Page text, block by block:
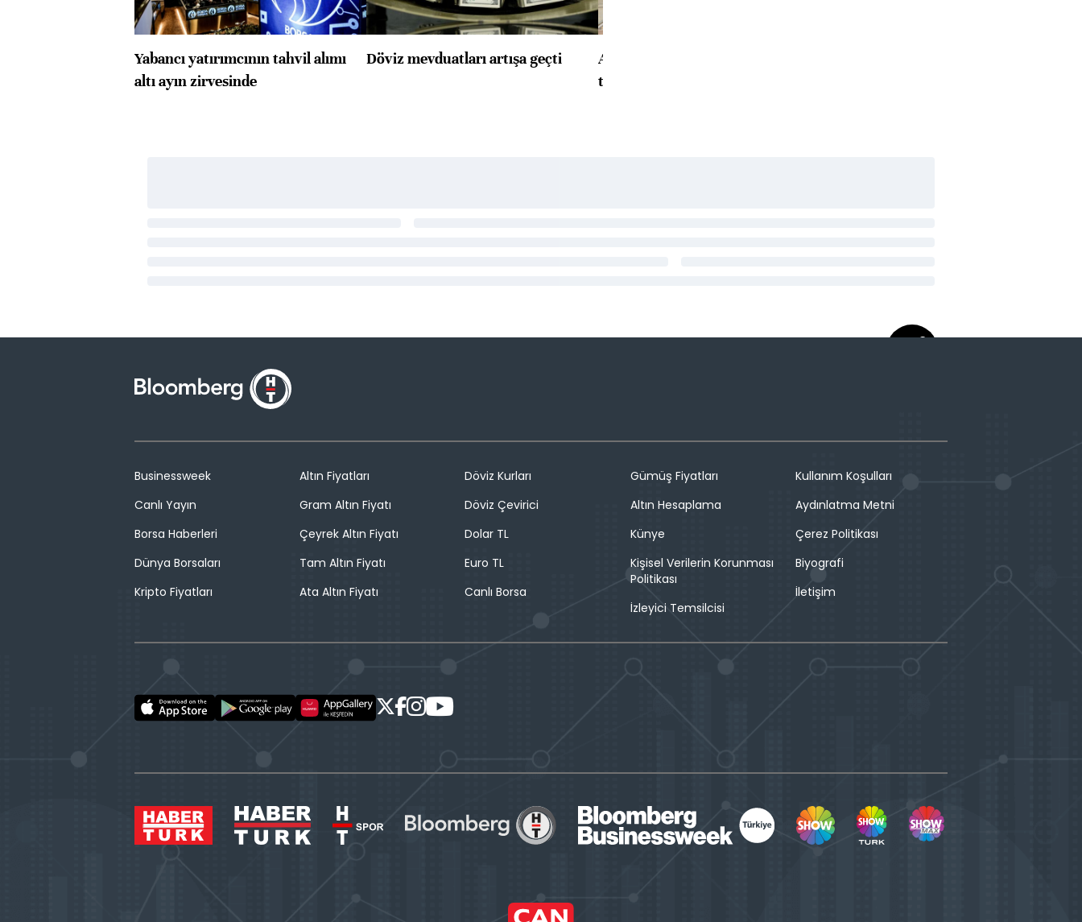
Yabancı yatırımcının tahvil alımı
altı ayın zirvesinde
Döviz mevduatları artışa geçti
ABD'de konut başlangıçları
toparlandı
Businessweek
Canlı Yayın
Borsa Haberleri
Dünya Borsaları
Kripto Fiyatları
Altın Fiyatları
Gram Altın Fiyatı
Çeyrek Altın Fiyatı
Tam Altın Fiyatı
Ata Altın Fiyatı
Döviz Kurları
Döviz Çevirici
Dolar TL
Euro TL
Canlı Borsa
Gümüş Fiyatları
Altın Hesaplama
Künye
Kişisel Verilerin Korunması
Politikası
İzleyici Temsilcisi
Kullanım Koşulları
Aydınlatma Metni
Çerez Politikası
Biyografi
İletişim